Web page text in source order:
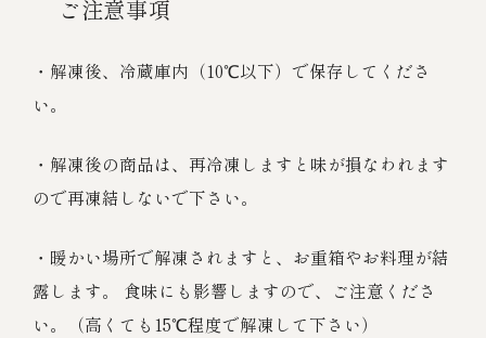
ご注意事項
・解凍後、冷蔵庫内（10℃以下）で保存してくださ
い。
・解凍後の商品は、再冷凍しますと味が損なわれます
ので再凍結しないで下さい。
・暖かい場所で解凍されますと、お重箱やお料理が結
露します。 食味にも影響しますので、ご注意くださ
い。（高くても15℃程度で解凍して下さい）